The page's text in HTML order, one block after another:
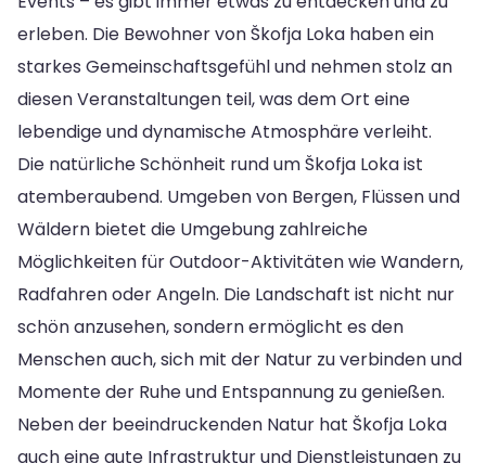
erleben. Die Bewohner von Škofja Loka haben ein
starkes Gemeinschaftsgefühl und nehmen stolz an
diesen Veranstaltungen teil, was dem Ort eine
lebendige und dynamische Atmosphäre verleiht.
Die natürliche Schönheit rund um Škofja Loka ist
atemberaubend. Umgeben von Bergen, Flüssen und
Wäldern bietet die Umgebung zahlreiche
Möglichkeiten für Outdoor-Aktivitäten wie Wandern,
Radfahren oder Angeln. Die Landschaft ist nicht nur
schön anzusehen, sondern ermöglicht es den
Menschen auch, sich mit der Natur zu verbinden und
Momente der Ruhe und Entspannung zu genießen.
Neben der beeindruckenden Natur hat Škofja Loka
auch eine gute Infrastruktur und Dienstleistungen zu